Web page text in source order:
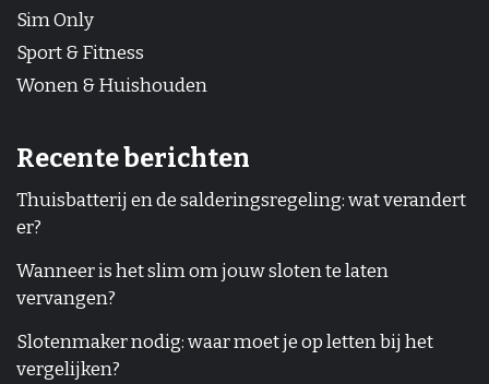
Sim Only
Sport & Fitness
Wonen & Huishouden
Recente berichten
Thuisbatterij en de salderingsregeling: wat verandert
er?
Wanneer is het slim om jouw sloten te laten
vervangen?
Slotenmaker nodig: waar moet je op letten bij het
vergelijken?